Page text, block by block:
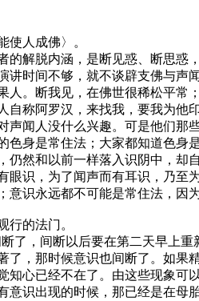
人成佛〉。
脱内涵，是断见惑、断思惑
时间不够，就不谈辟支佛与
。断我见，在佛世很稀松平
称阿罗汉，来找我，要我为
闻人没什么兴趣。可是他们
身是常住法；大家都知道色
仍然和以前一样落入识阴中，
眼识，为了闻声而有耳识，乃
识永远都不可能是常住法，因
的法门。
，间断以后要在第二天早上重
，那时候意识也间断了。如
心已经不在了。由这些现象
意识出现的时候，那已经是在